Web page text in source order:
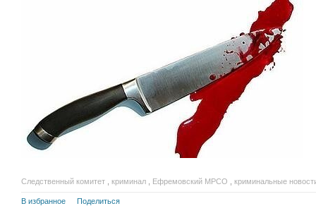
Следственный комитет криминал Ефремовский МРСО криминальные
В избранное Поделиться